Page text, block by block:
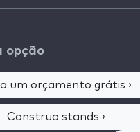
opção
um orçamento grátis ›
Construo stands ›